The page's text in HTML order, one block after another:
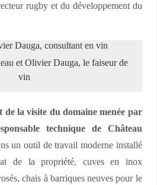
rugby et du développement du
et Olivier Dauga, le faiseur de
vin
de la visite du domaine menée par
technique de Château
un outil de travail moderne installé
de la propriété, cuves en inox
chais à barriques neuves pour le